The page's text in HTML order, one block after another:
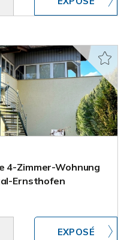
4-Zimmer-Wohnung
Ernsthofen